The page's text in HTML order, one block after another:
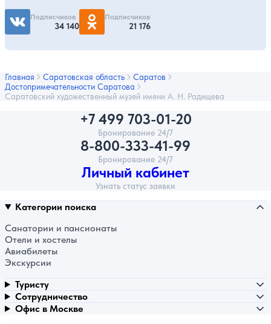
Подписчиков
34 140
Подписчиков
21 176
Главная Саратовская область
Саратов
Достопримечательности Саратова
Саратовский художественный музей имени А. Н. Радищева
+7 499 703-01-20
Бронирование 24/7
8-800-333-41-99
Бронирование 24/7
Личный кабинет
Узнать статус заявки
Категории поиска
Санатории и пансионаты
Отели и хостелы
Авиабилеты
Экскурсии
Туристу
Сотрудничество
Офис в Москве